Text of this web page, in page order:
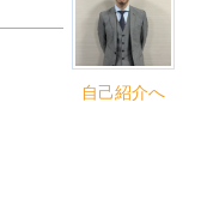
自己紹介へ